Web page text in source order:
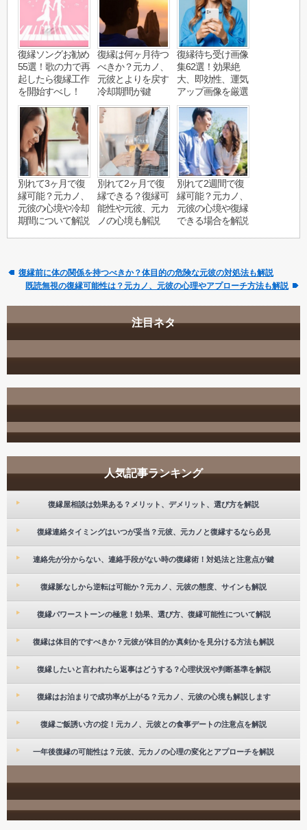
復縁ソングお勧め
55選！歌の力で再
起したら復縁工作
を開始すべし！
復縁は何ヶ月待つ
べきか？元カノ、
元彼とよりを戻す
冷却期間が鍵
復縁待ち受け画像
集62選！効果絶
大、即効性、運気
アップ画像を厳選
別れて3ヶ月で復
縁可能？元カノ、
元彼の心境や冷却
期間について解説
別れて2ヶ月で復
縁できる？復縁可
能性や元彼、元カ
ノの心境も解説
別れて2週間で復
縁可能？元カノ、
元彼の心境や復縁
できる場合を解説
復縁前に体の関係を持つべきか？体目的の危険な元彼の対処法も解説
既読無視の復縁可能性は？元カノ、元彼の心理やアプローチ方法も解説
注目ネタ
人気記事ランキング
復縁屋相談は効果ある？メリット、デメリット、選び方を解説
復縁連絡タイミングはいつが妥当？元彼、元カノと復縁するなら必見
連絡先が分からない、連絡手段がない時の復縁術！対処法と注意点が鍵
復縁脈なしから逆転は可能か？元カノ、元彼の態度、サインも解説
復縁パワーストーンの極意！効果、選び方、復縁可能性について解説
復縁は体目的ですべきか？元彼が体目的か真剣かを見分ける方法も解説
復縁したいと言われたら返事はどうする？心理状況や判断基準を解説
復縁はお泊まりで成功率が上がる？元カノ、元彼の心境も解説します
復縁ご飯誘い方の掟！元カノ、元彼との食事デートの注意点を解説
一年後復縁の可能性は？元彼、元カノの心理の変化とアプローチを解説